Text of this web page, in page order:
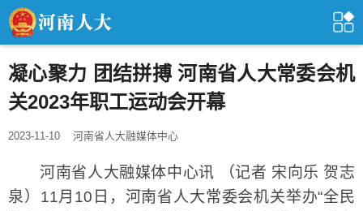
凝心聚力 团结拼搏 河南省人大常委会机
关2023年职工运动会开幕
2023-11-10 河南省人大融媒体中心
河南省人大融媒体中心讯 （记者 宋向乐 贺志
泉）11月10日，河南省人大常委会机关举办“全民